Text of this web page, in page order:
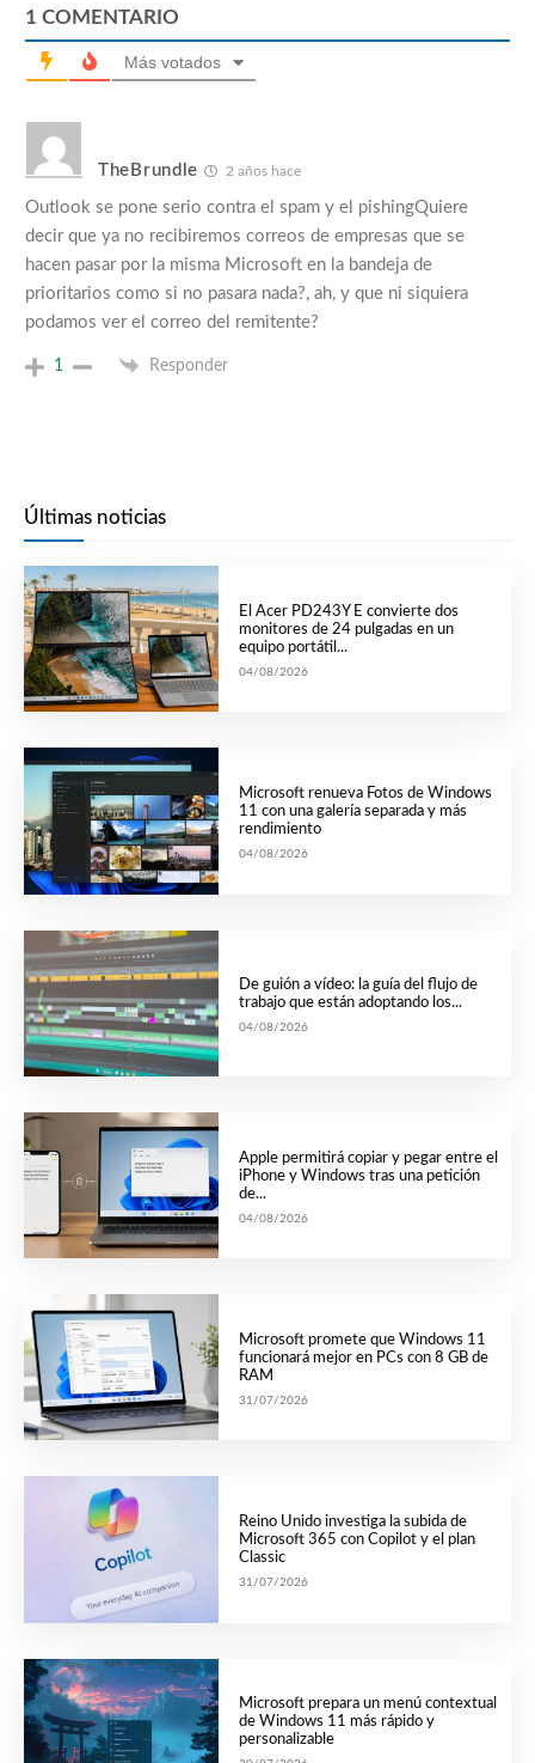
1 COMENTARIO
Más votados
TheBrundle 2 años hace
Outlook se pone serio contra el spam y el pishingQuiere
decir que ya no recibiremos correos de empresas que se
hacen pasar por la misma Microsoft en la bandeja de
prioritarios como si no pasara nada?, ah, y que ni siquiera
podamos ver el correo del remitente?
1 Responder
Últimas noticias
El Acer PD243Y E convierte dos
monitores de 24 pulgadas en un
equipo portátil...
04/08/2026
Microsoft renueva Fotos de Windows
11 con una galería separada y más
rendimiento
04/08/2026
De guión a vídeo: la guía del flujo de
trabajo que están adoptando los...
04/08/2026
Apple permitirá copiar y pegar entre el
iPhone y Windows tras una petición
de...
04/08/2026
Microsoft promete que Windows 11
funcionará mejor en PCs con 8 GB de
RAM
31/07/2026
Reino Unido investiga la subida de
Microsoft 365 con Copilot y el plan
Classic
31/07/2026
Microsoft prepara un menú contextual
de Windows 11 más rápido y
personalizable